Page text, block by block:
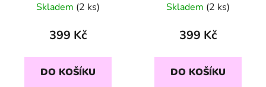
Skladem (2 ks)
399 Kč
DO KOŠÍKU
Skladem (2 ks)
399 Kč
DO KOŠÍKU